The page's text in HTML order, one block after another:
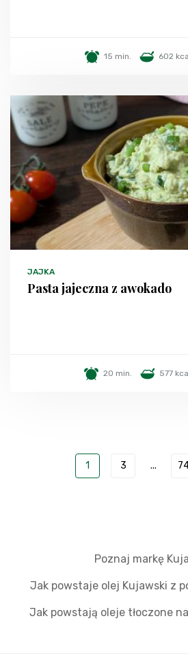
15 min. 602
JAJKA
Pasta jajeczna z awokado
20 min. 577
1 3 ...
Poznaj markę
Jak powstaje olej Kujawski z
Jak powstają oleje tłoczone